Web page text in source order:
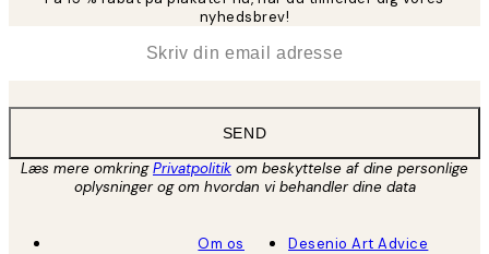
nyhedsbrev!
SEND
Læs mere omkringPrivatpolitik om beskyttelse af dine personlige
oplysninger og om hvordan vi behandler dine data
Om os
Desenio Art Advice